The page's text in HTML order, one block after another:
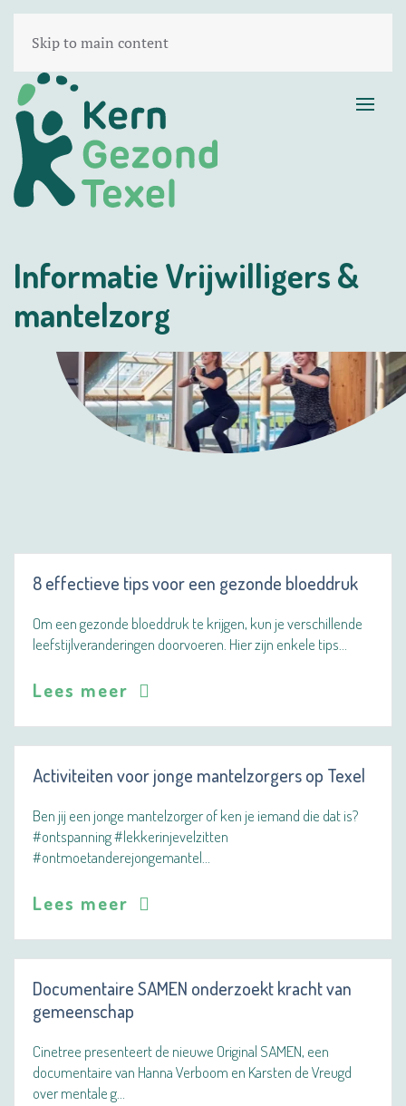
Skip to main content
Informatie Vrijwilligers &
mantelzorg
8 effectieve tips voor een gezonde bloeddruk
Om een gezonde bloeddruk te krijgen, kun je verschillende
leefstijlveranderingen doorvoeren. Hier zijn enkele tips…
Lees meer
Activiteiten voor jonge mantelzorgers op Texel
Ben jij een jonge mantelzorger of ken je iemand die dat is?
#ontspanning #lekkerinjevelzitten
#ontmoetanderejongemantel…
Lees meer
Documentaire SAMEN onderzoekt kracht van
gemeenschap
Cinetree presenteert de nieuwe Original SAMEN, een
documentaire van Hanna Verboom en Karsten de Vreugd
over mentale g…